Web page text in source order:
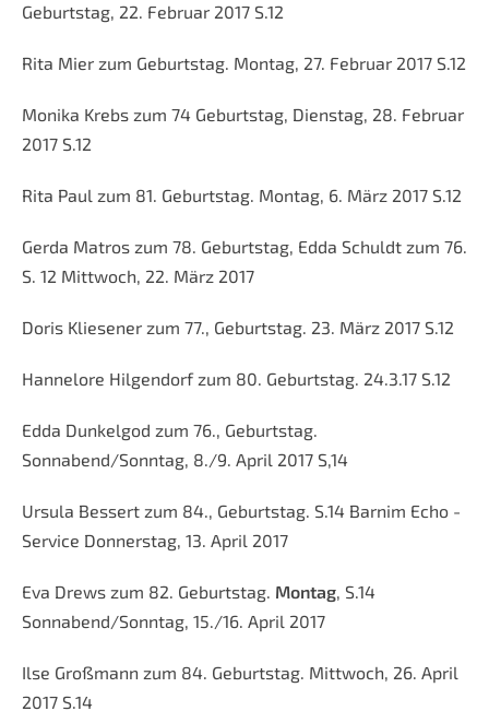
Geburtstag, 22. Februar 2017 S.12
Rita Mier zum Geburtstag. Montag, 27. Februar 2017 S.12
Monika Krebs zum 74 Geburtstag, Dienstag, 28. Februar
2017 S.12
Rita Paul zum 81. Geburtstag. Montag, 6. März 2017 S.12
Gerda Matros zum 78. Geburtstag, Edda Schuldt zum 76.
S. 12 Mittwoch, 22. März 2017
Doris Kliesener zum 77., Geburtstag. 23. März 2017 S.12
Hannelore Hilgendorf zum 80. Geburtstag. 24.3.17 S.12
Edda Dunkelgod zum 76., Geburtstag.
Sonnabend/Sonntag, 8./9. April 2017 S,14
Ursula Bessert zum 84., Geburtstag. S.14 Barnim Echo -
Service Donnerstag, 13. April 2017
Eva Drews zum 82. Geburtstag. Montag, S.14
Sonnabend/Sonntag, 15./16. April 2017
Ilse Großmann zum 84. Geburtstag. Mittwoch, 26. April
2017 S.14